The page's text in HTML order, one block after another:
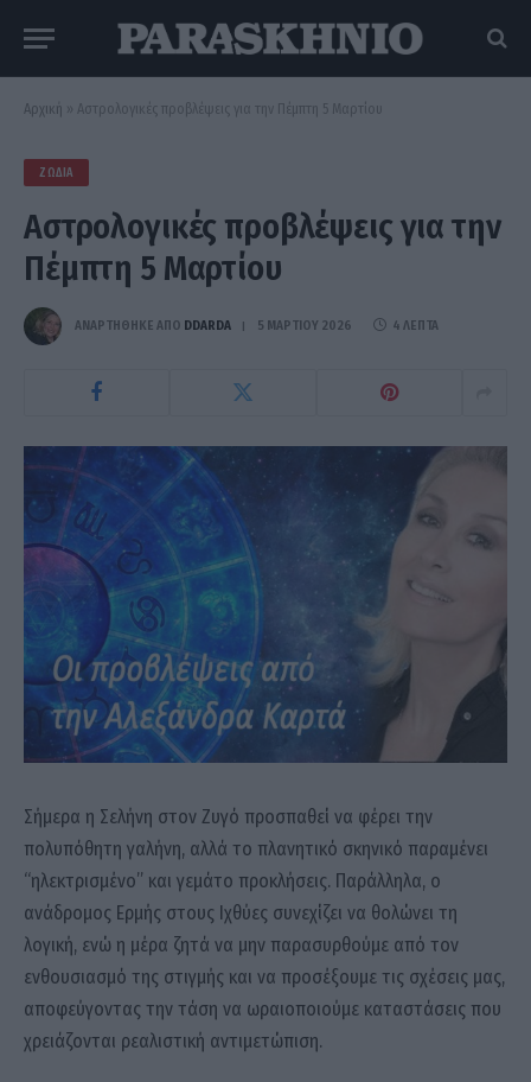
Αρχική » Αστρολογικές προβλέψεις για την Πέμπτη 5 Μαρτίου
ΖΏΔΙΑ
Αστρολογικές προβλέψεις για την
Πέμπτη 5 Μαρτίου
ΑΝΑΡΤΗΘΗΚΕ ΑΠΟ DDARDA 5 ΜΑΡΤΊΟΥ 2026 4 ΛΕΠΤΆ
Σήμερα η Σελήνη στον Ζυγό προσπαθεί να φέρει την
πολυπόθητη γαλήνη, αλλά το πλανητικό σκηνικό παραμένει
“ηλεκτρισμένο” και γεμάτο προκλήσεις. Παράλληλα, ο
ανάδρομος Ερμής στους Ιχθύες συνεχίζει να θολώνει τη
λογική, ενώ η μέρα ζητά να μην παρασυρθούμε από τον
ενθουσιασμό της στιγμής και να προσέξουμε τις σχέσεις μας,
αποφεύγοντας την τάση να ωραιοποιούμε καταστάσεις που
χρειάζονται ρεαλιστική αντιμετώπιση.